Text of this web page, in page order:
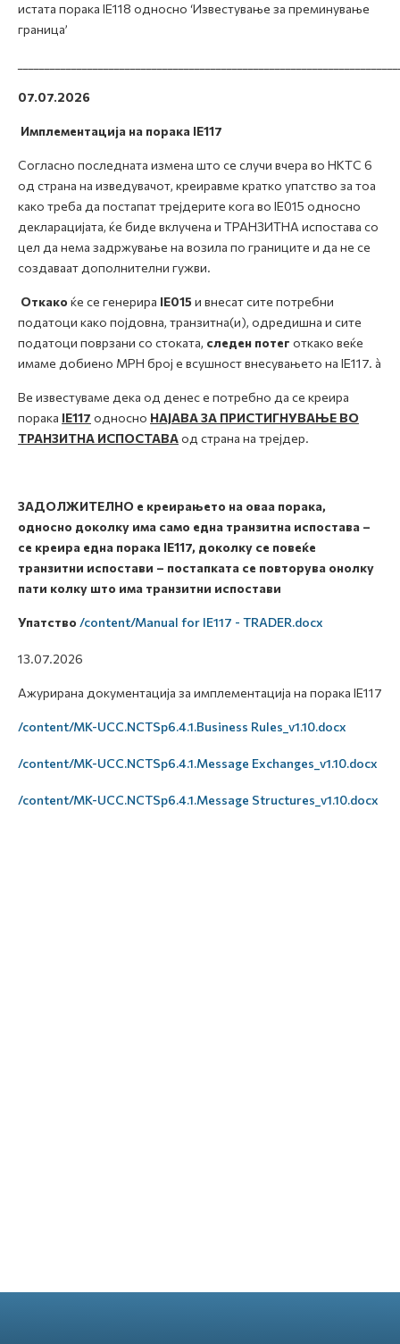
истата порака IE118 односно ‘Известување за преминување
граница’
07.07.2026
Имплементација на порака IE117
Согласно последната измена што се случи вчера во НКТС 6
од страна на изведувачот, креиравме кратко упатство за тоа
како треба да постапат трејдерите кога во IE015 односно
декларацијата, ќе биде вклучена и ТРАНЗИТНА испостава со
цел да нема задржување на возила по границите и да не се
создаваат дополнителни гужви.
Откако ќе се генерира IE015 и внесат сите потребни
податоци како појдовна, транзитна(и), одредишна и сите
податоци поврзани со стоката, следен потег откако веќе
имаме добиено МРН број е всушност внесувањето на IE117. à
Ве известуваме дека од денес е потребно да се креира
порака IE117 односно НАЈАВА ЗА ПРИСТИГНУВАЊЕ ВО
ТРАНЗИТНА ИСПОСТАВАод страна на трејдер.
ЗАДОЛЖИТЕЛНО е креирањето на оваа порака,
односно доколку има само една транзитна испостава –
се креира една порака IE117, доколку се повеќе
транзитни испостави – постапката се повторува онолку
пати колку што има транзитни испостави
Упатство /content/Manual for IE117 - TRADER.docx
13.07.2026
Ажурирана документација за имплементација на порака IE117
/content/MK-UCC.NCTSp6.4.1.Business Rules_v1.10.docx
/content/MK-UCC.NCTSp6.4.1.Message Exchanges_v1.10.docx
/content/MK-UCC.NCTSp6.4.1.Message Structures_v1.10.docx